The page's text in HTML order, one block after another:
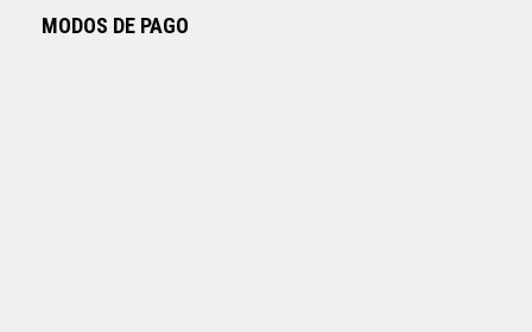
MODOS DE PAGO